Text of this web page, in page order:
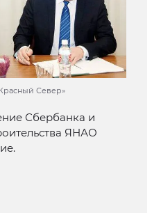
Север»
Сбербанка и
ЯНАО